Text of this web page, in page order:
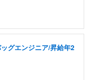
グエンジニア/昇給年2